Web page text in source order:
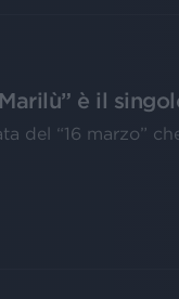
è il
del “16 marzo”